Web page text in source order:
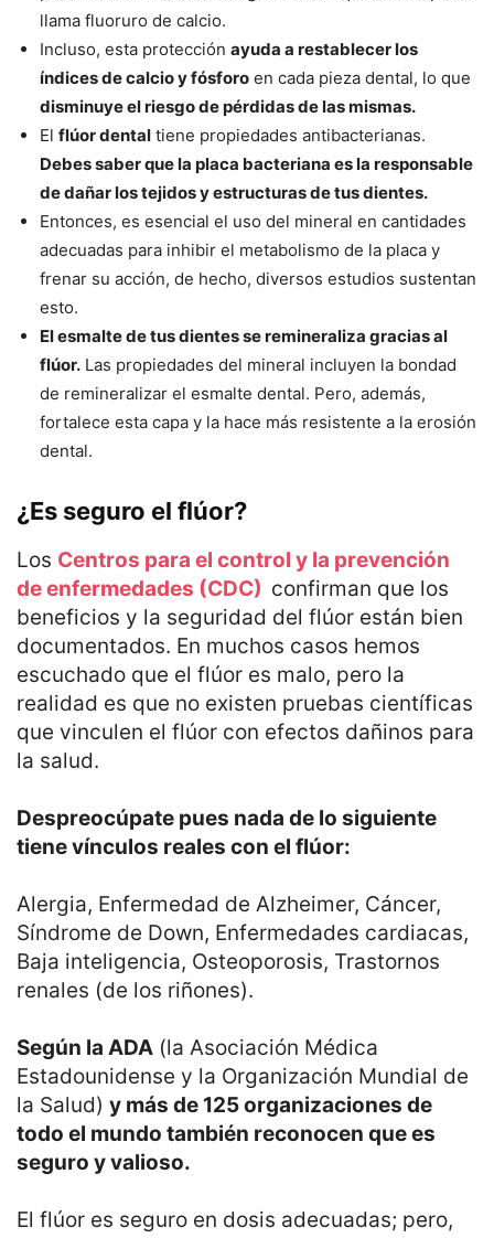
llama fluoruro de calcio.
Incluso, esta protección ayuda a restablecer los
índices de calcio y fósforo en cada pieza dental, lo que
disminuye el riesgo de pérdidas de las mismas.
El flúor dental tiene propiedades antibacterianas.
Debes saber que la placa bacteriana es la responsable
de dañar los tejidos y estructuras de tus dientes.
Entonces, es esencial el uso del mineral en cantidades
adecuadas para inhibir el metabolismo de la placa y
frenar su acción, de hecho, diversos estudios sustentan
esto.
El esmalte de tus dientes se remineraliza gracias al
flúor. Las propiedades del mineral incluyen la bondad
de remineralizar el esmalte dental. Pero, además,
fortalece esta capa y la hace más resistente a la erosión
dental.
¿Es seguro el flúor?
Los Centros para el control y la prevención
de enfermedades (CDC) confirman que los
beneficios y la seguridad del flúor están bien
documentados. En muchos casos hemos
escuchado que el flúor es malo, pero la
realidad es que no existen pruebas científicas
que vinculen el flúor con efectos dañinos para
la salud.
Despreocúpate pues nada de lo siguiente
tiene vínculos reales con el flúor:
Alergia, Enfermedad de Alzheimer, Cáncer,
Síndrome de Down, Enfermedades cardiacas,
Baja inteligencia, Osteoporosis, Trastornos
renales (de los riñones).
Según la ADA (la Asociación Médica
Estadounidense y la Organización Mundial de
la Salud) y más de 125 organizaciones de
todo el mundo también reconocen que es
seguro y valioso.
El flúor es seguro en dosis adecuadas; pero,